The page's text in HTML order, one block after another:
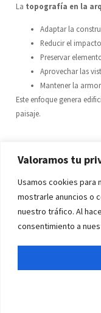
Valoramos tu
Usamos cookies para
mostrarle anuncios o
nuestro tráfico. Al
consentimiento a
La topografía en la
Adaptar la
Reducir el
Preservar
Aprovechar las
Mantener la
Este enfoque genera
paisaje.
La evolución
Actualmente se utilizan:
Permiten medir ángulos